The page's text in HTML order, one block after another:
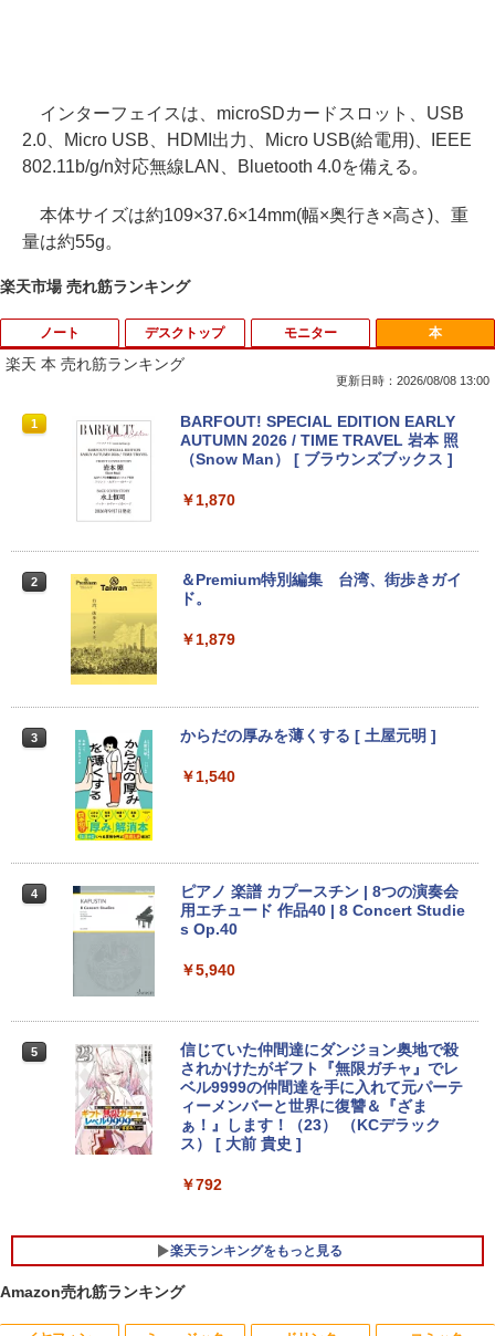
インターフェイスは、microSDカードスロット、USB
2.0、Micro USB、HDMI出力、Micro USB(給電用)、IEEE
802.11b/g/n対応無線LAN、Bluetooth 4.0を備える。
本体サイズは約109×37.6×14mm(幅×奥行き×高さ)、重
量は約55g。
楽天市場 売れ筋ランキング
ノート
1
ノートパソコン14インチ 極軽量約965g
富士通 LIFEBOOK U748 高性能第7世代
Core i5-7300U カメラ内蔵 メモリ最大16
WIFI Bluetooth 中古ノートパソコン Off
￥16,500
e SSD ハードディスク/Wi-Fi/Bluetooth/
Type-C/HDMI/Windows11&office 2019
搭載 パソコン ノート
￥16,800
【★最大100%ポイント】【新生活応援・
2026】【Office 2019 H&B】富士通 LIF
EBOOK/第3世代 Core i7/メモリ:8GB/16
GB/SSD:256GB/512GB/1TB/テンキー/1
5.6型/USB3.0/HDMI/wi-fi/Office/無線マ
ウス/USBメモリ/中古パソコン/ノートパ
ソコン/Windows11/Windows10
￥23,999
【期間限定P15倍+最大10%OFFクーポ
ン】 【3年保証】MICROSOFT マイクロ
ソフト SURFACE GO 2 LTE ADVANCED
(LTEモデル) SSD128GB メモリ8GB Win
dows 11 Pro 中古 返品 送料無料 中古ノ
ートパソコン 中古パソコン ノートパソコ
付き
デスクトップ
1
【Dell Core-i7 & 24インチ2台液晶PCセ
ット】intel Core i7-7700、RAM:16G
B、SSD:選択可能(256GBor512GBor1T
学ドライブ/5.8Ghz WI-FI/Bluetooth/Wi
品)
￥41,800
型 21.5型 Windows11 Office付き｜フル
HD液晶一体型 インテル Core i5 Core i7
｜ SSD 128GB～1TB｜メモリ8GB 16G
B｜ キーボード マウス付 2年保証 安い P
C 初期設定済み テレワーク 在宅勤務
3
「楽天ランキング1位」 デスクトップパ
ソコン Windows11 Office付き パソコン
新品｜インテル 第14世代 Core i5-4590 i
5 i7-14700F｜ SSD 256GB～2TB｜メモ
リ 8～64GB DDR4/5｜ デスクトップPC
高スペッ 初期設定済み
￥45,700
【今だけP10倍！大量還元！】一体型デ
スクトップパソコン VETESA 22型液晶
第2世代Core i5 Windows11搭載 Office
付き メモリ8GB SSD256GB 初期設定済
ド＆マウス付属 在宅勤務 学生向け 初心
者向け 高性能PC 新品
￥39,900
モニター
1
PHILIPS 241V8 LED液晶モニター 23.8
インチワイド ブラック 1920×1080 （フ
ルHD）16:9 IPSパネル 非光沢 ノングレ
拠 PS4 switch 対応 スイッチ 【中古】
まで】 モニター 21.5型 液晶ディスプレ
ライトカット VAパネル VESAフル FHD
ノングレア MAXZEN JM22CH02
￥9,480
A-EA2 NT133WHM-N35 NT133WHM-N4
5 NT133WHM-N46 NT133WHM-N47 BO
E07AE BOE07AD BOE07C0 BOE0800
対応 1366x768 WXGA LED LCD 液晶デ
ィスプレイ 修理交換用液晶パネル
4
【選べる2色 コスパ抜群】モバイルモニ
ター 15.6インチ フルHD 100%sRGB 非
光沢IPS パネル Type-C対応 miniHDMI
薄型軽量 約650g VESA対応 モニター 持
ち運び サブディスプレイ テレワーク 在
宅勤務 UPERFECT
ルHD/IPS非光沢/HDMI・D-Sub15ピン/傾
本
楽天 本 売れ筋ランキング
更新日時：2026/08/08 13:00
1
BARFOUT! SPECIAL EDITION EARLY
AUTUMN 2026 / TIME TRAVEL 岩本 照
（Snow Man） [ ブラウンズブックス ]
￥1,870
2
＆Premium特別編集 台湾、街歩きガイ
ド。
￥1,879
3 からだの厚みを薄くする [ 土屋元明 ]
￥1,540
4
ピアノ 楽譜 カプースチン | 8つの演奏会
用エチュード 作品40 | 8 Concert Studie
s Op.40
￥5,940
5
信じていた仲間達にダンジョン奥地で殺
されかけたがギフト『無限ガチャ』でレ
ベル9999の仲間達を手に入れて元パーテ
ィーメンバーと世界に復讐＆『ざま
ぁ！』します！（23） （KCデラック
ス） [ 大前 貴史 ]
￥792
楽天ランキングをもっと見る
Amazon売れ筋ランキング